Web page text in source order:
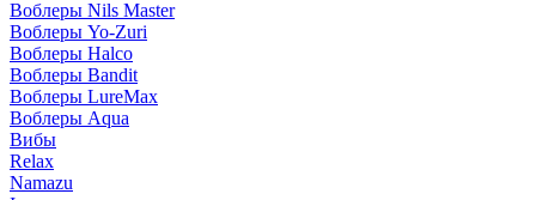
Воблеры Nils Master
Воблеры Yo-Zuri
Воблеры Halco
Воблеры Bandit
Воблеры LureMax
Воблеры Aqua
Вибы
Relax
Namazu